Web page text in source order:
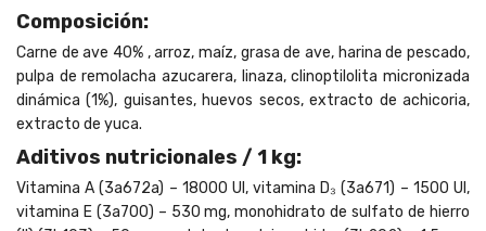
Composición:
Carne de ave 40% , arroz, maíz, grasa de ave, harina de pescado,
pulpa de remolacha azucarera, linaza, clinoptilolita micronizada
dinámica (1%), guisantes, huevos secos, extracto de achicoria,
extracto de yuca.
Aditivos nutricionales / 1 kg:
Vitamina A (3a672a) – 18000 UI, vitamina D₃ (3a671) – 1500 UI,
vitamina E (3a700) – 530 mg, monohidrato de sulfato de hierro